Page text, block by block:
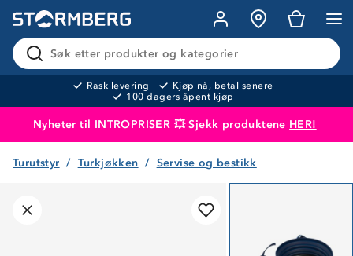
Søk etter produkter og kategorier
Rask levering
Kjøp nå, betal senere
100 dagers åpent kjøp
Nyheter til INTROPRISER 💥 Sjekk produktene HER!
Produktet er lagt i handlekurven Til kassen
Turutstyr Turkjøkken Servise og bestikk